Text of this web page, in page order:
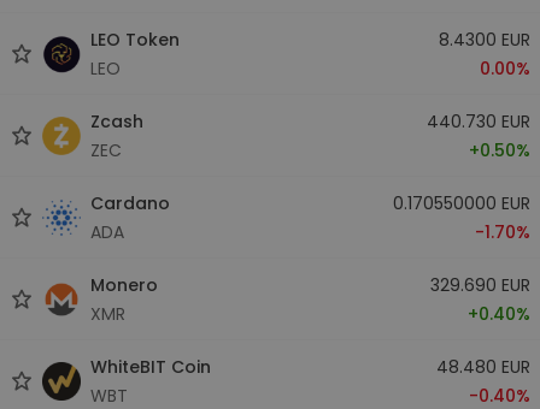
LEO Token
LEO
8.4300 EUR
0.00%
Zcash
ZEC
440.730 EUR
+0.50%
Cardano
ADA
0.170550000 EUR
-1.70%
Monero
XMR
329.690 EUR
+0.40%
WhiteBIT Coin
WBT
48.480 EUR
-0.40%